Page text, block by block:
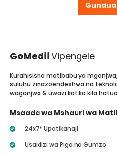
GoMediiVipengele
Kurahisisha matibabu ya
suluhu zinazoendeshwa na
wagonjwa & uwazi katika kila
Msaada wa Mshauri wa
24x7* Upatikanaji
Usaidizi wa Piga na Gumzo